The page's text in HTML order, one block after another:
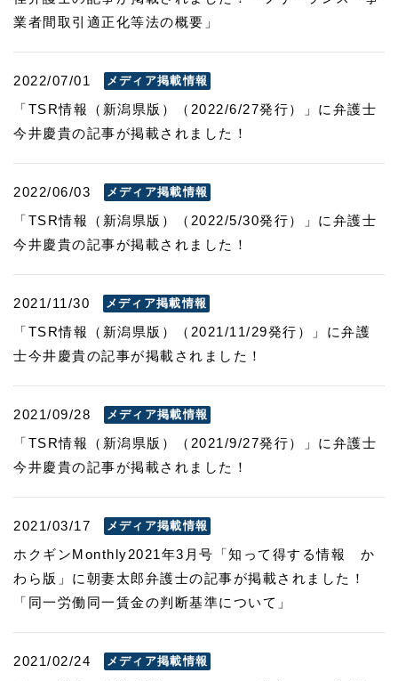
業者間取引適正化等法の概要」
2022/07/01 メディア掲載情報
「TSR情報（新潟県版）（2022/6/27発行）」に弁護士
今井慶貴の記事が掲載されました！
2022/06/03 メディア掲載情報
「TSR情報（新潟県版）（2022/5/30発行）」に弁護士
今井慶貴の記事が掲載されました！
2021/11/30 メディア掲載情報
「TSR情報（新潟県版）（2021/11/29発行）」に弁護
士今井慶貴の記事が掲載されました！
2021/09/28 メディア掲載情報
「TSR情報（新潟県版）（2021/9/27発行）」に弁護士
今井慶貴の記事が掲載されました！
2021/03/17 メディア掲載情報
ホクギンMonthly2021年3月号「知って得する情報 か
わら版」に朝妻太郎弁護士の記事が掲載されました！
「同一労働同一賃金の判断基準について」
2021/02/24 メディア掲載情報